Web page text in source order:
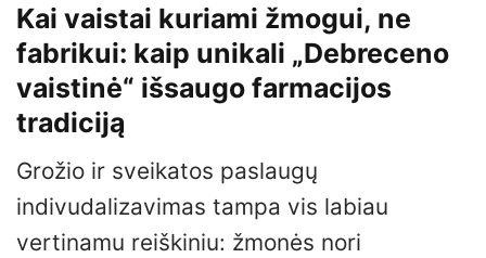
Kai vaistai kuriami žmogui, ne
fabrikui: kaip unikali „Debreceno
vaistinė“ išsaugo farmacijos
tradiciją
Grožio ir sveikatos paslaugų
indivudalizavimas tampa vis labiau
vertinamu reiškiniu: žmonės nori